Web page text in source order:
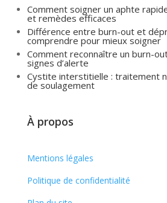
Comment soigner un aphte
et remèdes efficaces
Différence entre burn-out et
comprendre pour mieux soigner
Comment reconnaître un burn-
signes d’alerte
Cystite interstitielle : traitement
de soulagement
À propos
Mentions légales
Politique de confidentialité